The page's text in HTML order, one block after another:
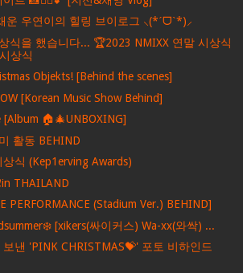
운 우연이의 힐링 브이로그 ⸜(*ˊᗜˋ*)⸝
식을 했습니다... 🏆2023 NMIXX 연말 시상식
상식
Objekts! [Behind the scenes]
[Korean Music Show Behind]
[Album 🏠🎄UNBOXING]
활동 BEHIND
식 (Kep1erving Awards)
THAILAND
PERFORMANCE (Stadium Ver.) BEHIND]
[xikers(싸이커스) Wa-xx(와싹) ...
낸 'PINK CHRISTMAS💝' 포토 비하인드